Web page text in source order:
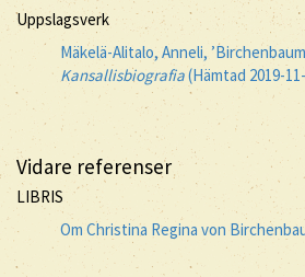
Uppslagsverk
Mäkelä-Alitalo, Anneli,
Kansallisbiografia(Hämtad 2019-
Vidare referenser
LIBRIS
Om Christina Regina von